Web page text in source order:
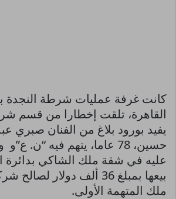
كانت غرفة عمليات شرطة النجدة
القاهرة، تلقت إخطارا من قسم
يفيد بورود بلاغ من الفنان صبري
حسين، 78 عاما، يتهم فيه
عليه في شقة ملك الشاكي بدائرة
بيعها بمبلغ 36 ألف دولار
ملك المتهمة الأولى.